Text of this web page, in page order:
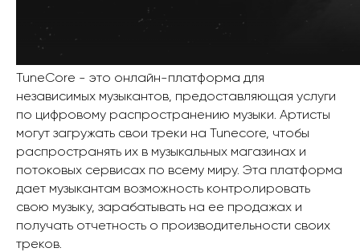
TuneCore - это онлайн-платформа для
независимых музыкантов, предоставляющая услуги
по цифровому распространению музыки. Артисты
могут загружать свои треки на Tunecore, чтобы
распространять их в музыкальных магазинах и
потоковых сервисах по всему миру. Эта платформа
дает музыкантам возможность контролировать
свою музыку, зарабатывать на ее продажах и
получать отчетность о производительности своих
треков.